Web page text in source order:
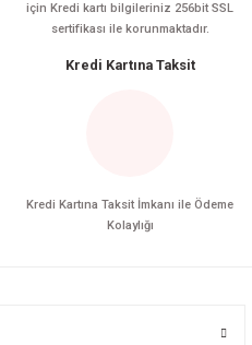
için Kredi kartı bilgileriniz 256bit SSL
sertifikası ile korunmaktadır.
Kredi Kartına Taksit
Kredi Kartına Taksit İmkanı ile Ödeme
Kolaylığı